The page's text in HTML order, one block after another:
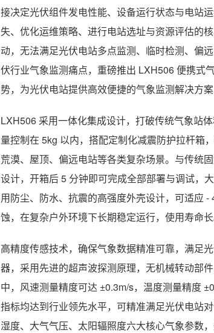
接决定光伏组件发电性能、设备运行状态与电站
失、优化运维策略、进行电站选址与资源评估的
动，无法满足光伏电站多点监测、临时检测、偏
伏行业气象监测痛点，重磅推出 LXH506 便携式
势，为光伏电站提供高效便捷的气象监测解决方
LXH506 采用一体化集成设计，打破传统气象站
量控制在 5kg 以内，搭配定制化减震防护拉杆箱
荒漠、屋顶、偏远电站等各类复杂场景。与传统
设计，开箱后 5 分钟即可完成全部部署与调试，
用防尘、防水、抗震的高强度外壳设计，可适
蚀，在复杂户外环境下长期稳定运行，使用寿命长
高精度传感技术，确保气象数据精准可靠，满足
器，采用先进的超声波探测原理，无机械转动部
中，风速测量精度可达 ±0.3m/s，温度测量精度
指标均达到行业领先水平，可精准满足光伏电站
湿度、大气气压、太阳辐照度六大核心气象参数